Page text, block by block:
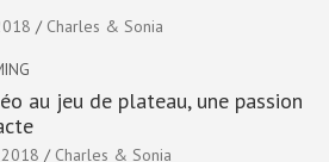
Charles & Sonia
au jeu de plateau, une passion
Charles & Sonia